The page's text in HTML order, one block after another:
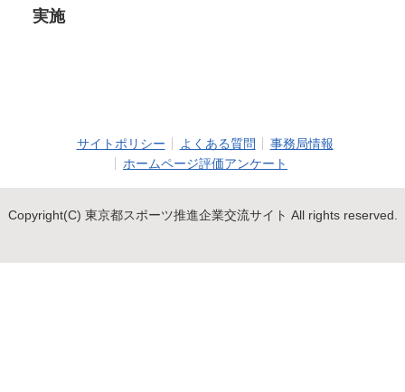
実施
サイトポリシー よくある質問
事務局情報
ホームページ評価アンケート
Copyright(C) 東京都スポーツ推進企業交流サイト All rights reserved.